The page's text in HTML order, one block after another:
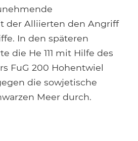
der Alliierten den Angriff
In den späteren
die He 111 mit Hilfe des
FuG 200 Hohentwiel
die sowjetische
Meer durch.